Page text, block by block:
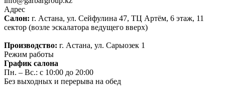
Адрес
Салон: г. Астана, ул. Сейфулина 47, ТЦ Артём, 6 этаж, 11
сектор (возле эскалатора ведущего вверх)
Производство: г. Астана, ул. Сарыозек 1
Режим работы
График салона
Пн. – Вс.: с 10:00 до 20:00
Без выходных и перерыва на обед